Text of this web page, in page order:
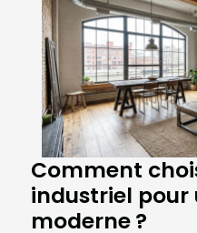
Comment
industriel pour
moderne ?